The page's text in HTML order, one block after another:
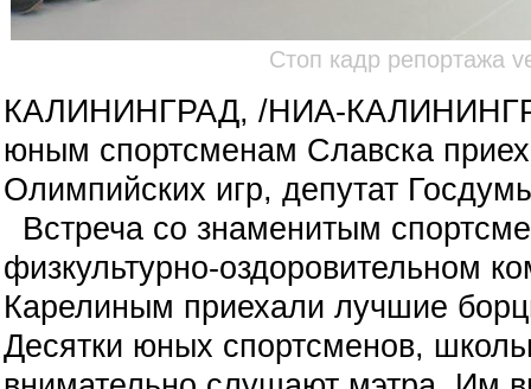
Стоп кадр репортажа
КАЛИНИНГРАД, /НИА-
юным спортсменам Славска
Олимпийских игр, депутат
Встреча со знаменитым
физкультурно-оздоровительном
Карелиным приехали лучшие
Десятки юных спортсменов,